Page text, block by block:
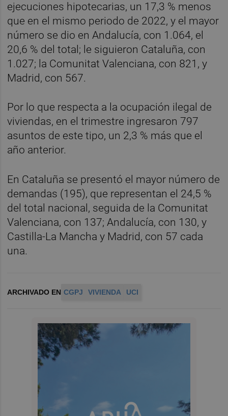
ejecuciones hipotecarias, un 17,3 % menos
que en el mismo periodo de 2022, y el mayor
número se dio en Andalucía, con 1.064, el
20,6 % del total; le siguieron Cataluña, con
1.027; la Comunitat Valenciana, con 821, y
Madrid, con 567.
Por lo que respecta a la ocupación ilegal de
viviendas, en el trimestre ingresaron 797
asuntos de este tipo, un 2,3 % más que el
año anterior.
En Cataluña se presentó el mayor número de
demandas (195), que representan el 24,5 %
del total nacional, seguida de la Comunitat
Valenciana, con 137; Andalucía, con 130, y
Castilla-La Mancha y Madrid, con 57 cada
una.
ARCHIVADO EN CGPJ VIVIENDA UCI